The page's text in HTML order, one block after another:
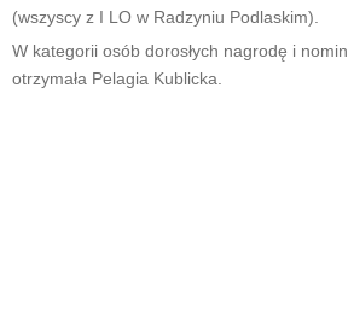
(wszyscy z I LO w Radzyniu Podlaskim).
W kategorii osób dorosłych nagrodę i
otrzymała Pelagia Kublicka.